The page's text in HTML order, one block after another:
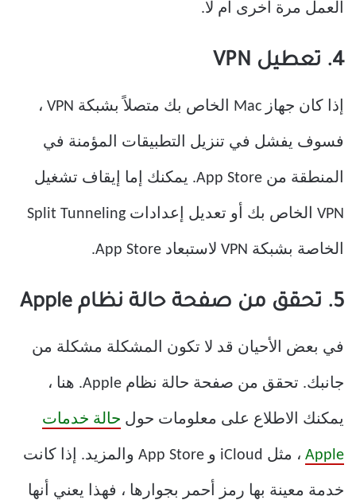
العمل مرة أخرى أم لا.
4. تعطيل VPN
إذا كان جهاز Mac الخاص بك متصلاً بشبكة VPN ،
فسوف يفشل في تنزيل التطبيقات المؤمنة في
المنطقة من App Store. يمكنك إما إيقاف تشغيل
VPN الخاص بك أو تعديل إعدادات Split Tunneling
الخاصة بشبكة VPN لاستبعاد App Store.
5. تحقق من صفحة حالة نظام Apple
في بعض الأحيان قد لا تكون المشكلة مشكلة من
جانبك. تحقق من صفحة حالة نظام Apple. هنا ،
يمكنك الاطلاع على معلومات حول حالة خدمات
Apple ، مثل iCloud و App Store والمزيد. إذا كانت
خدمة معينة بها رمز أحمر بجوارها ، فهذا يعني أنها